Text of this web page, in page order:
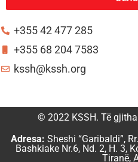
+355 42 477 285
+355 68 204 7583
kssh@kssh.org
© 2022 KSSH. Të
Adresa: Sheshi “Garibaldi”,
Bashkiake Nr.6, Nd. 2, H. 3,
Tiranë,